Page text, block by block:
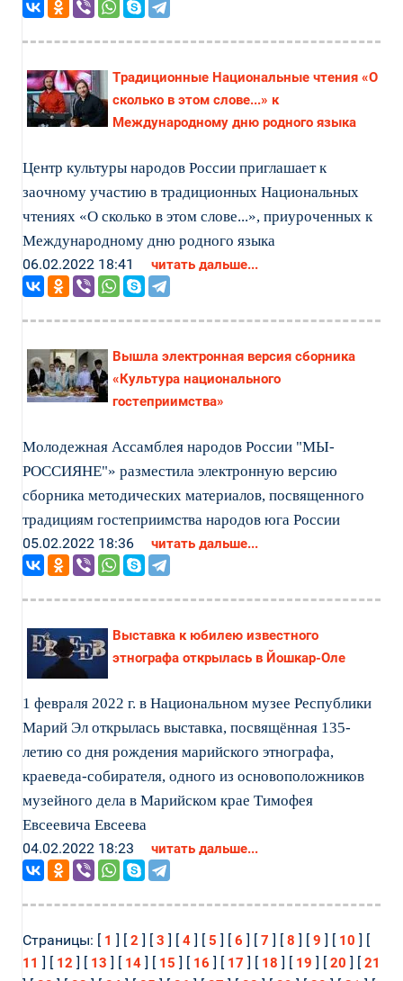
Традиционные Национальные чтения «О
сколько в этом слове...» к
Международному дню родного языка
Центр культуры народов России приглашает к
заочному участию в традиционных Национальных
чтениях «О сколько в этом слове...», приуроченных к
Международному дню родного языка
06.02.2022 18:41
читать дальше...
Вышла электронная версия сборника
«Культура национального
гостеприимства»
Молодежная Ассамблея народов России "МЫ-
РОССИЯНЕ"» разместила электронную версию
сборника методических материалов, посвященного
традициям гостеприимства народов юга России
05.02.2022 18:36
читать дальше...
Выставка к юбилею известного
этнографа открылась в Йошкар-Оле
1 февраля 2022 г. в Национальном музее Республики
Марий Эл открылась выставка, посвящённая 135-
летию со дня рождения марийского этнографа,
краеведа-собирателя, одного из основоположников
музейного дела в Марийском крае Тимофея
Евсеевича Евсеева
04.02.2022 18:23
читать дальше...
Страницы: [ 1 ] [2 ] [3 ] [4 ] [5 ] [6 ] [7 ] [8 ] [9 ] [ 10 ] [
11 ] [ 12 ] [ 13 ] [ 14 ] [ 15 ] [ 16 ] [ 17 ] [ 18 ] [ 19 ] [20 ] [21